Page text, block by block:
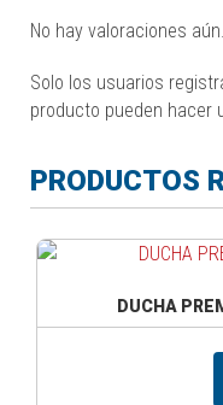
No hay valoraciones aún.
Solo los usuarios
producto pueden hacer
PRODUCTOS
DUCHA